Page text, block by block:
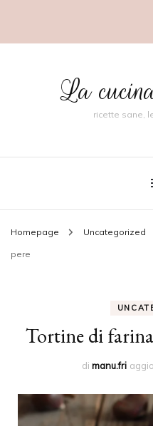
La
ricette sane,
Homepage Uncategorized
pere
Tortine di
di manu.fri